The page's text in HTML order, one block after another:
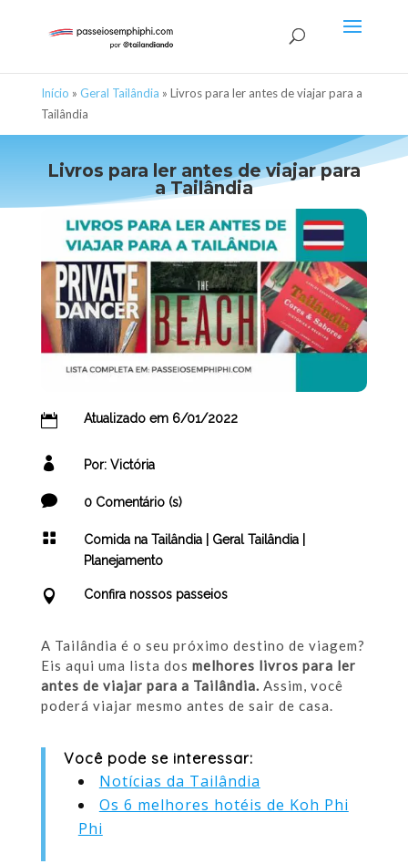
Início » Geral Tailândia » Livros para ler antes de viajar para a
Tailândia
Livros para ler antes de viajar para
a Tailândia
 Atualizado em 6/01/2022
 Por: Victória
 0 Comentário (s)
 Comida na Tailândia| Geral Tailândia|
Planejamento
 Confira nossos passeios
A Tailândia é o seu próximo destino de viagem?
Eis aqui uma lista dos melhores livros para ler
antes de viajar para a Tailândia. Assim, você
poderá viajar mesmo antes de sair de casa.
Você pode se interessar:
Notícias da Tailândia
Os 6 melhores hotéis de Koh Phi
Phi